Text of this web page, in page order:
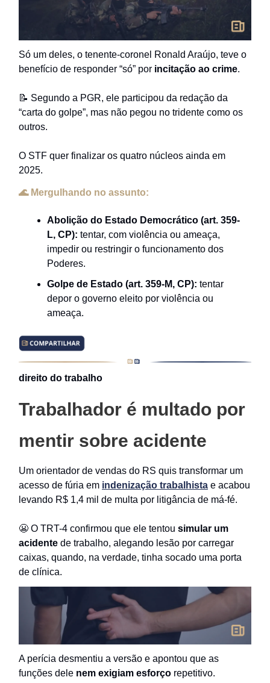
Só um deles, o tenente-coronel Ronald Araújo, teve o
benefício de responder “só” por incitação ao crime.
📝 Segundo a PGR, ele participou da redação da
“carta do golpe”, mas não pegou no tridente como os
outros.
O STF quer finalizar os quatro núcleos ainda em
2025.
🌊 Mergulhando no assunto:
Abolição do Estado Democrático (art. 359-
L, CP): tentar, com violência ou ameaça,
impedir ou restringir o funcionamento dos
Poderes.
Golpe de Estado (art. 359-M, CP): tentar
depor o governo eleito por violência ou
ameaça.
direito do trabalho
Trabalhador é multado por
mentir sobre acidente
Um orientador de vendas do RS quis transformar um
acesso de fúria em indenização trabalhista e acabou
levando R$ 1,4 mil de multa por litigância de má-fé.
😬 O TRT-4 confirmou que ele tentou simular um
acidente de trabalho, alegando lesão por carregar
caixas, quando, na verdade, tinha socado uma porta
de clínica.
A perícia desmentiu a versão e apontou que as
funções dele nem exigiam esforço repetitivo.